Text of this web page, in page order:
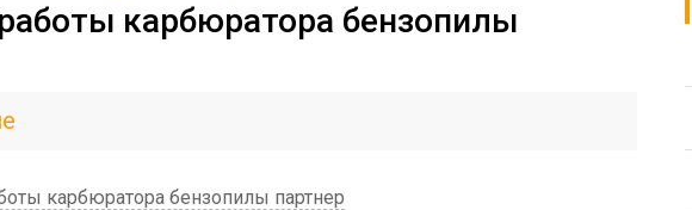
карбюратора бензопилы
карбюратора бензопилы партнер